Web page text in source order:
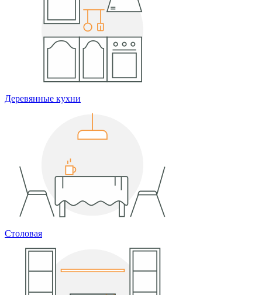
Деревянные кухни
Столовая